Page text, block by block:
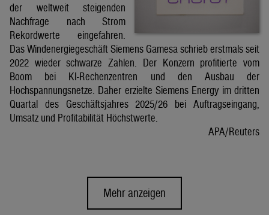
der weltweit steigenden
Nachfrage nach Strom
Rekordwerte eingefahren.
Das Windenergiegeschäft Siemens Gamesa schrieb erstmals seit
2022 wieder schwarze Zahlen. Der Konzern profitierte vom
Boom bei KI-Rechenzentren und den Ausbau der
Hochspannungsnetze. Daher erzielte Siemens Energy im dritten
Quartal des Geschäftsjahres 2025/26 bei Auftragseingang,
Umsatz und Profitabilität Höchstwerte.
APA/Reuters
Mehr anzeigen